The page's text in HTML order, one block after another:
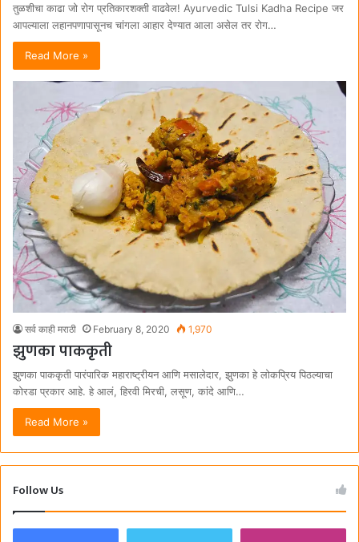
तुळशीचा काढा जो रोग प्रतिकारशक्ती वाढवेल! Ayurvedic Tulsi Kadha Recipe जर
आपल्याला लहानपणापासूनच चांगला आहार देण्यात आला असेल तर रोग…
Read More »
सर्व काही मराठी February 8, 2020 1,970
झुणका पाककृती
झुणका पाककृती पारंपारिक महाराष्ट्रीयन आणि मसालेदार, झुणका हे लोकप्रिय पिठल्याचा
कोरडा प्रकार आहे. हे आलं, हिरवी मिरची, लसूण, कांदे आणि…
Read More »
Follow Us